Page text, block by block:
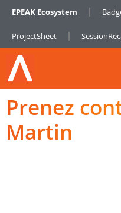
EPEAK Ecosystem
ProjectSheet
Prenez
Martin